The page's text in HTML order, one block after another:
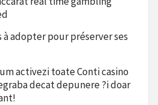
adopter pour préserver ses
activezi toate Conti casino
decat depunere ?i doar